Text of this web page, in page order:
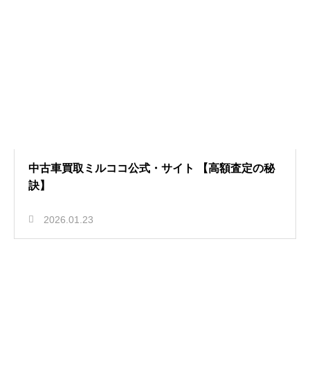
中古車買取ミルココ公式・サイト 【高額査定の秘
訣】
2026.01.23